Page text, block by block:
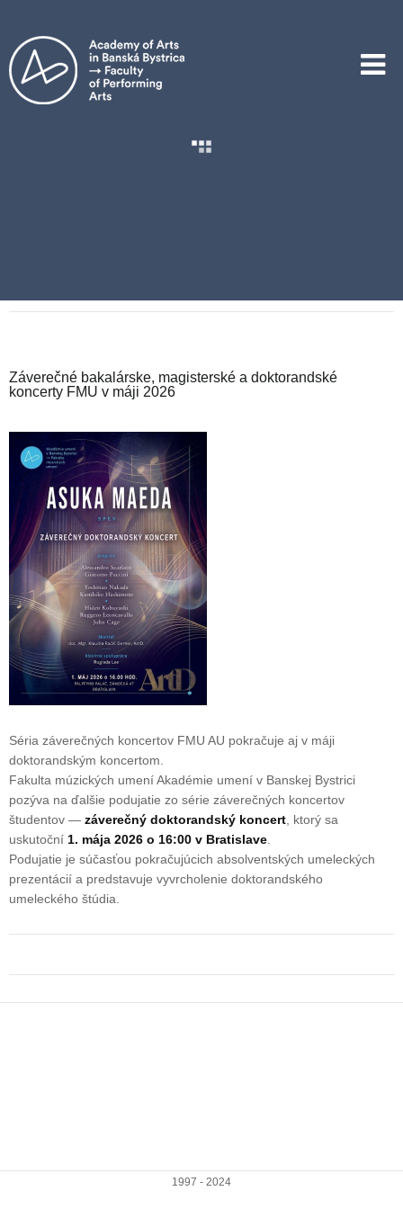
Záverečné bakalárske, magisterské a doktorandské
koncerty FMU v máji 2026
Séria záverečných koncertov FMU AU pokračuje aj v máji
doktorandským koncertom.
Fakulta múzických umení Akadémie umení v Banskej Bystrici
pozýva na ďalšie podujatie zo série záverečných koncertov
študentov — záverečný doktorandský koncert , ktorý sa
uskutoční 1. mája 2026 o 16:00 v Bratislave
Podujatie je súčasťou pokračujúcich absolventských umeleckých
prezentácií a predstavuje vyvrcholenie doktorandského
umeleckého štúdia.
1997 - 2024